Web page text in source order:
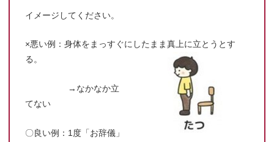
イメージしてください。
×悪い例：身体をまっすぐにしたまま真上に立とうとす
る。
→なかなか立
てない
〇良い例：1度「お辞儀」